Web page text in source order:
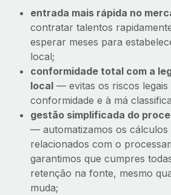
entrada mais rápida no
contratar talentos
esperar meses para
local;
conformidade total com a
local — evitas os riscos legais
conformidade e à má
gestão simplificada do
— automatizamos os cálculos
relacionados com o
garantimos que cumpres
retenção na fonte, mesmo
muda;